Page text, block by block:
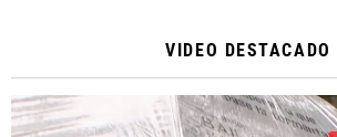
VIDEO DESTACADO
Reproductor
de